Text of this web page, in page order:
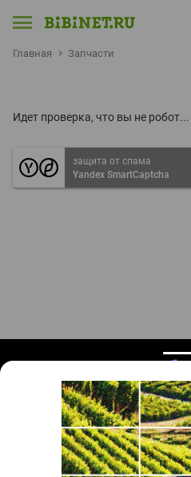
Главная Запчасти
Идет проверка, что вы не робот...
защита от спама
Yandex SmartCaptcha
Поиск запчастей
Для автокомпаний